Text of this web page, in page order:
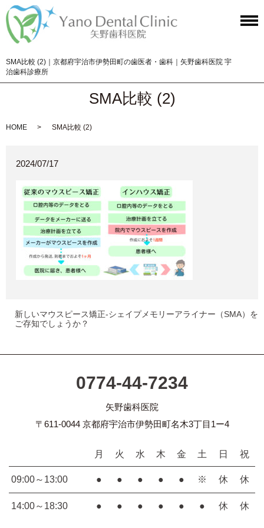
SMA比較 (2)｜京都府宇治市伊勢田町の歯医者・歯科｜矢野歯科医院 宇
治歯科診療所
SMA比較 (2)
HOME SMA比較 (2)
2024/07/17
新しいマウスピース矯正-シェイプメモリーアライナー（SMA）を
ご存知でしょうか？
0774-44-7234
矢野歯科医院
〒611-0044 京都府宇治市伊勢田町名木3丁目1ー4
月 火 水 木 金 土 日 祝
09:00～13:00 ● ● ● ● ● ※ 休 休
14:00～18:30 ● ● ● ● ● ● 休 休